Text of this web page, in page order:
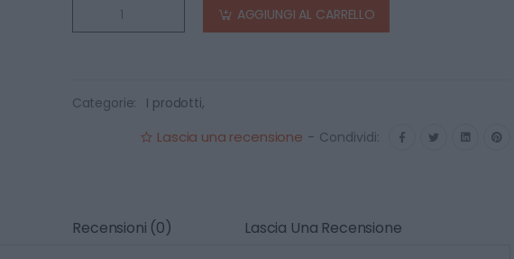
AGGIUNGI AL CARRELLO
Categorie: I prodotti,
Lascia una recensione - Condividi:
Recensioni (0) Lascia Una Recensione